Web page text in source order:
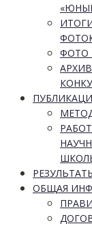
ФОТО
ОБЩАЯ